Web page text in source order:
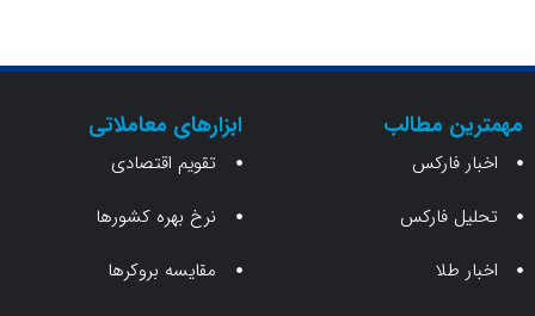
مطالب
فارکس
فارکس
ابزارهای معاملاتی
تقویم اقتصادی
نرخ بهره کشورها
مقایسه بروکرها